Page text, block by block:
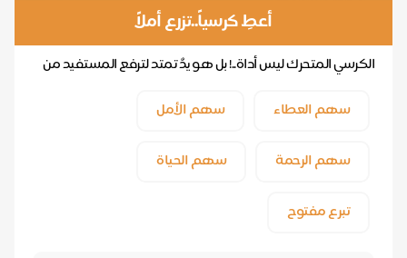
أعطِ كرسياً..تزرع أملاً
الكرسي المتحرك ليس أداة..! بل هو يدٌ تمتد لترفع المستفيد من
سهم العطاء
سهم الأمل
سهم الرحمة سهم الحياة
تبرع مفتوح